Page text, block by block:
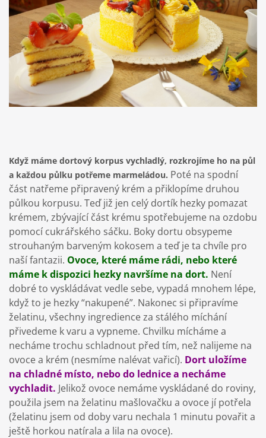
Když máme dortový korpus vychladlý, rozkrojíme ho na půl
a každou půlku potřeme marmeládou. Poté na spodní
část natřeme připravený krém a přiklopíme druhou
půlkou korpusu. Teď již jen celý dortík hezky pomazat
krémem, zbývající část krému spotřebujeme na ozdobu
pomocí cukrářského sáčku. Boky dortu obsypeme
strouhaným barveným kokosem a teď je ta chvíle pro
naší fantazii. Ovoce, které máme rádi, nebo které
máme k dispozici hezky navršíme na dort. Není
dobré to vyskládávat vedle sebe, vypadá mnohem lépe,
když to je hezky “nakupené”. Nakonec si připravíme
želatinu, všechny ingredience za stálého míchání
přivedeme k varu a vypneme. Chvilku mícháme a
necháme trochu schladnout před tím, než nalijeme na
ovoce a krém (nesmíme nalévat vařicí). Dort uložíme
na chladné místo, nebo do lednice a necháme
vychladit. Jelikož ovoce nemáme vyskládané do roviny,
použila jsem na želatinu mašlovačku a ovoce jí potřela
(želatinu jsem od doby varu nechala 1 minutu povařit a
ještě horkou natírala a lila na ovoce).